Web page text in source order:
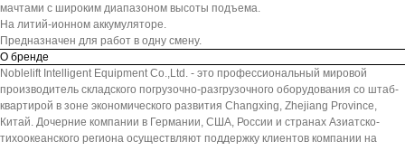
мачтами с широким диапазоном высоты подъема.
На литий-ионном аккумуляторе.
Предназначен для работ в одну смену.
О бренде
Noblelift Intelligent Equipment Co.,Ltd. - это профессиональный мировой
производитель складского погрузочно-разгрузочного оборудования со штаб-
квартирой в зоне экономического развития Changxing, Zhejiang Province,
Китай. Дочерние компании в Германии, США, России и странах Азиатско-
тихоокеанского региона осуществляют поддержку клиентов компании на